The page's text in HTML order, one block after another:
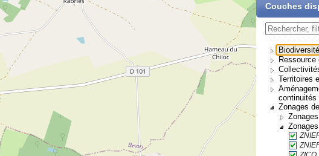
Couches
Biodiversité
Ressource
Territoires
continuités
Zonages